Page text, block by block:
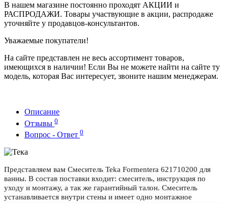
В нашем магазине постоянно проходят АКЦИИ и
РАСПРОДАЖИ. Товары участвующие в акции, распродаже
уточняйте у продавцов-консультантов.
Уважаемые покупатели!
На сайте представлен не весь ассортимент товаров,
имеющихся в наличии! Если Вы не можете найти на сайте ту
модель, которая Вас интересует, звоните нашим менеджерам.
Описание
Отзывы 0
Вопрос - Ответ 0
Представляем вам Смеситель Teka Formentera 621710200 для
ванны. В состав поставки входит: смеситель, инструкция по
уходу и монтажу, а так же гарантийный талон. Смеситель
устанавливается внутри стены и имеет одно монтажное